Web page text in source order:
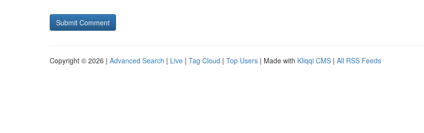
Copyright © 2026 | Advanced Search | Live | Tag Cloud | Top Users | Made with Kliqqi CMS | All RSS Feeds